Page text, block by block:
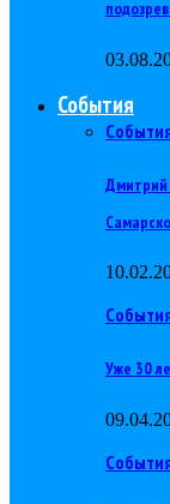
События
Дмитрий
Уже 30